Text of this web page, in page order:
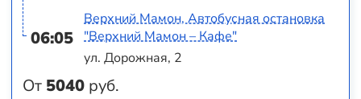
06:05
От 5040 руб.
Верхний Мамон, Автобусная остановка
"Верхний Мамон – Кафе"
ул. Дорожная, 2